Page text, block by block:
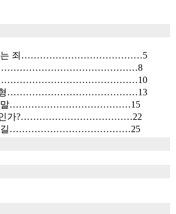
기는 죄…………………………………5
류…………………………………………8
……………………………………………10
원형……………………………………13
짓말…………………………………15
이인가?………………………………22
의 길…………………………………25